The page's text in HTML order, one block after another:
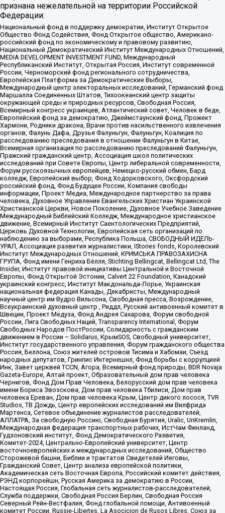
признана нежелательной на территории Российской
Федерации:
Национальный фонд в поддержку демократии, Институт Открытое
Общество Фонд Содействия, Фонд Открытое общество, Американо-
российский фонд по экономическому и правовому развитию,
Национальный Демократический Институт Международных Отношений,
MEDIA DEVELOPMENT INVESTMENT FUND, Международный
Республиканский Институт, Открытая Россия, Институт современной
России, Черноморский фонд регионального сотрудничества,
Европейская Платформа за Демократические Выборы,
Международный центр электоральных исследований, Германский фонд
Маршалла Соединенных Штатов, Тихоокеанский центр защиты
окружающей среды и природных ресурсов, Свободная Россия,
Всемирный конгресс украинцев, Атлантический совет, Человек в беде,
Европейский фонд за демократию, Джеймстаунский фонд, Прожект
Хармони, Родники дракона, Врачи против насильственного извлечения
органов, Фалунь Дафа, Друзья Фалуньгун, Фалуньгун, Коалиция по
расследованию преследования в отношении Фалуньгун в Китае,
Всемирная организация по расследованию преследований Фалуньгун,
Пражский гражданский центр, Ассоциация школ политических
исследований при Совете Европы, Центр либеральной современности,
Форум русскоязычных европейцев, Немецко-русский обмен, Бард
колледж, Европейский выбор, Фонд Ходорковского, Оксфордский
российский фонд, Фонд Будущее России, Компания свободы
информации, Проект Медиа, Международное партнерство за права
человека, Духовное Управление Евангельских Христиан Украинской
Христианской Церкви, Новое Поколение, Духовное Учебное Заведение
Международный Библейский Колледж, Международное христианское
движение, Всемирный Институт Саентологических Предприятий,
Церковь Духовной Технологии, Европейская сеть организаций по
наблюдению за выборами, Республика Польша, СВОБОДНЫЙ ИДЕЛЬ-
УРАЛ, Ассоциация развития журналистики, IStories fonds, Королевский
Институт Международных Отношений, КРИМСЬКА ПРАВОЗАХИСНА
ГРУПА, Фонд имени Генриха Бёлля, Stichting Bellingcat, Bellingcat Ltd, The
Insider, Институт правовой инициативы Центральной и Восточной
Европы, Фонд Открытой Эстонии, Calvert 22 Foundation, Канадский
украинский конгресс, Институт Макдональда-Лорье, Украинская
национальная федерация Канады, Декабристы, Международный
научный центр им Вудро Вильсона, Свободная пресса, Возрождение,
Всеукраинский духовный центр , Риддл, Русский антивоенный комитет в
Швеции, Проект Медуза, Фонд Андрея Сахарова, Форум свободной
России, Лига Свободных Наций, Transparеncy International, Форум
Свободных Народов ПостРоссии, Солидарность с гражданским
движением в России – Solidarus, КрымSOS, Свободный университет,
Институт государственного управления, Форум гражданского общества
Россия, Беллона, Союз жителей островов Тисима и Хабомаи, Съезд
народных депутатов, Гринпис Интернешнл, Фонд борьбы с коррупцией
Инк, Завет церквей TCCN, Агора, Всемирный фонд природы, BDR Novaja
Gazeta-Europe, Алтай проект, Образовательный дом прав человека
Чернигов, Фонд Дом Прав Человека, Белорусский дом прав человека
имени Бориса Звозскова, Дом прав человека Тбилиси, Дом прав
человека Ереван, Дом прав человека Крым, Центр дикого лосося, TVR
Studios, ТВ Дождь, Центр европейских исследований им Вилфрида
Мартенса, Сетевое объединение журналистов расследователей,
АЛЛАТРА, За свободную Россию, Свободная Бурятия, Uralic, UnKremlin,
Международная федерация транспортных рабочих, ИстЧам Финланд,
Гудзоновский институт, Фонд Демократического Развития,
Комитет-2024, Центрально-Европейский университет, Центр
восточноевропейских и международных исследований, Общество
Сторожевой башни, Библии и трактатов Свидетелей Иеговы,
Гражданский Совет, Центр анализа европейской политики,
Академическая сеть Восточная Европа, Российский комитет действия,
РЭНД корпорейшн, Русская Америка за демократию в России,
Настоящая Россия, Глобальная сеть журналистов-расследователей,
Служба поддержки, Свободная Россия Берлин, Свободная Россия
Северный Рейн-Вестфалия, Фонд глобальной помощи, Антивоенный
комитет России, Russie-Libertes, La Asocicion de Rusos Libres, Союз за